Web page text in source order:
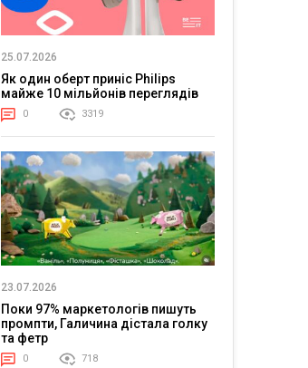
25.07.2026
Як один оберт приніс Philips
майже 10 мільйонів переглядів
0 3319
23.07.2026
Поки 97% маркетологів пишуть
промпти, Галичина дістала голку
та фетр
0 718